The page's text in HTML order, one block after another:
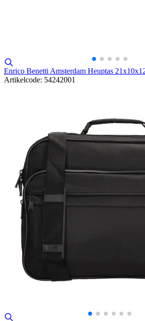
Enrico Benetti Amsterdam Heuptas
Artikelcode: 54242001